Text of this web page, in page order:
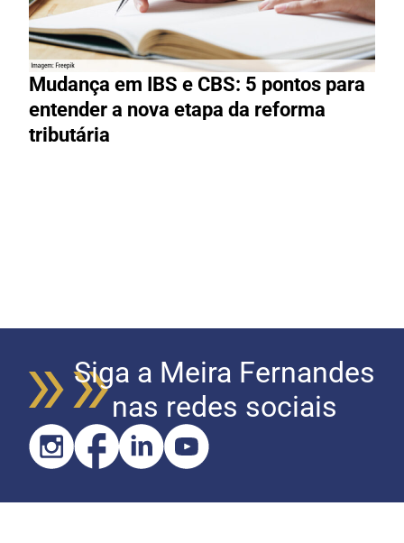
Mudança em IBS e CBS: 5 pontos para
entender a nova etapa da reforma
tributária
Siga a Meira Fernandes
nas redes sociais